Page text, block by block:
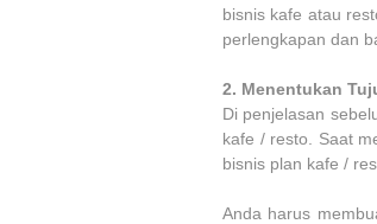
bisnis kafe atau
perlengkapan dan
2. Menentukan
Di penjelasan
kafe / resto. Saat
bisnis plan kafe /
Anda harus